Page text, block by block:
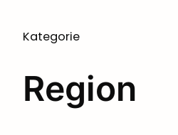
Kategorie
Region